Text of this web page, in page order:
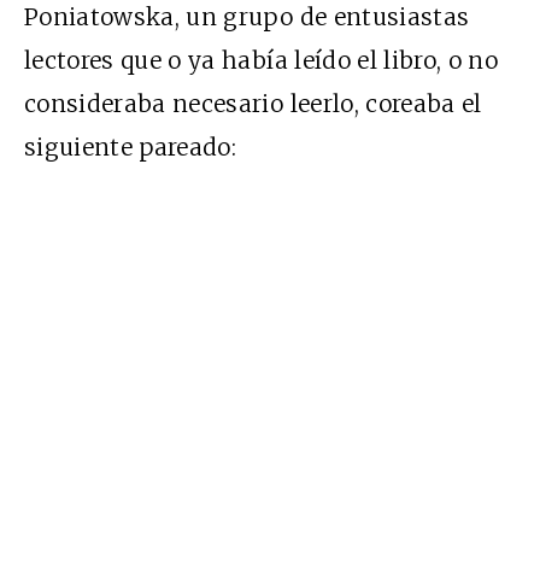
Poniatowska, un grupo de entusiastas
lectores que o ya había leído el libro, o no
consideraba necesario leerlo, coreaba el
siguiente pareado: